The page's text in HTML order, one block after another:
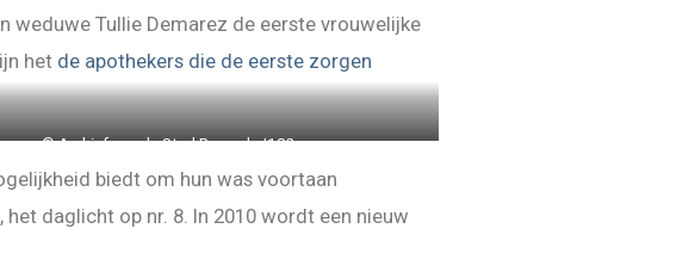
weduwe Tullie Demarez de eerste vrouwelijke
het de apothekers die de eerste zorgen
© Archief van de Stad Brussel, J182
biedt om hun was voortaan
daglicht op nr. 8. In 2010 wordt een nieuw